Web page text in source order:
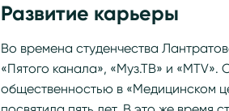
Развитие карьеры
Во времена студенчества
«Пятого канала», «Муз.ТВ» и
общественностью в «Медицинском